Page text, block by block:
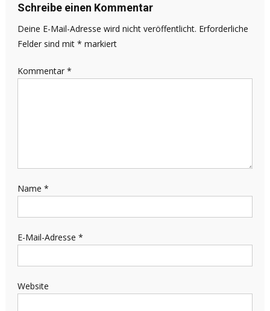
Schreibe einen Kommentar
Deine E-Mail-Adresse wird nicht veröffentlicht. Erforderliche
Felder sind mit * markiert
Kommentar *
Name *
E-Mail-Adresse *
Website